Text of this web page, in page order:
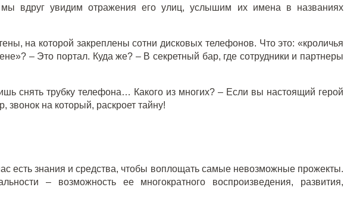
мы вдруг увидим отражения его улиц, услышим их имена в названиях
на которой закреплены сотни дисковых телефонов. Что это: «кроличья
– Это портал. Куда же? – В секретный бар, где сотрудники и партнеры
снять трубку телефона… Какого из многих? – Если вы настоящий герой
звонок на который, раскроет тайну!
есть знания и средства, чтобы воплощать самые невозможные прожекты.
– возможность ее многократного воспроизведения, развития,